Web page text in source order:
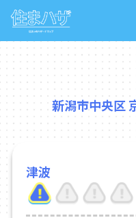
新潟市中央区
津波